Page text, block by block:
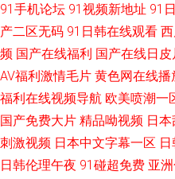
91手机论坛 91视频新地址 91
产二区无码 91日韩在线观看
频 国产在线福利 国产在线日皮
AV福利激情毛片 黄色网在线播
福利在线视频导航 欧美喷潮一
国产免费大片 精品呦视频 日
刺激视频 日本中文字幕一区
日韩伦理午夜 91碰超免费 亚